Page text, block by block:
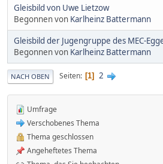
Gleisbild von Uwe Lietzow
Begonnen von Karlheinz Battermann
Gleisbild der Jugengruppe des MEC-
Begonnen von Karlheinz Battermann
NACH OBEN Seiten 1 2
Umfrage
Verschobenes Thema
Thema geschlossen
Angeheftetes Thema